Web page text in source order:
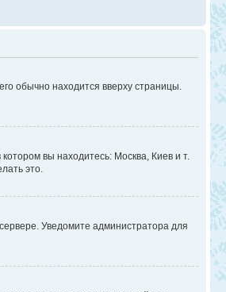
обычно находится вверху страницы.
вы находитесь: Москва, Киев и т.
это.
Уведомите администратора для